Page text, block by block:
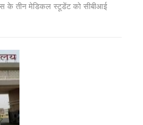
के तीन मेडिकल स्टूडेंट को सीबीआई